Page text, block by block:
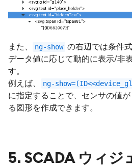
また、 ng-show の右辺では条件
データ値に応じて動的に表示/非
す。
例えば、
ng-
に指定することで、センサの値
る図形を作成できます。
5. SCADA ウィジ